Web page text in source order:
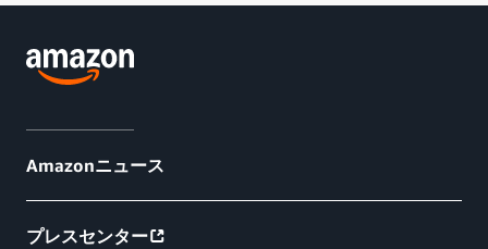
Amazonニュース
プレスセンター